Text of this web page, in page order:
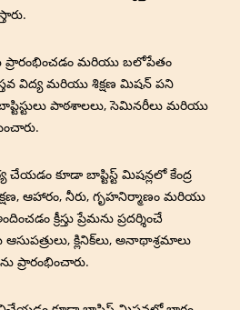
ప్రారంభించడం మరియు బలోపేతం
విద్య మరియు శిక్షణ మిషన్ పని
పాఠశాలలు, సెమినరీలు మరియు
కూడా బాప్టిస్ట్ మిషన్లలో కేంద్ర
ఆహారం, నీరు, గృహనిర్మాణం మరియు
క్రీస్తు ప్రేమను ప్రదర్శించే
క్లినిక్‌లు, అనాథాశ్రమాలు
ప్రారంభించారు.